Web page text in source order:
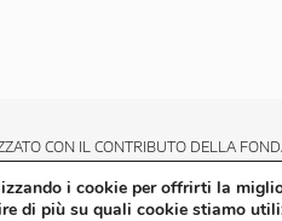
CON IL CONTRIBUTO DELLA
i cookie per offrirti la
di più su quali cookie stiamo